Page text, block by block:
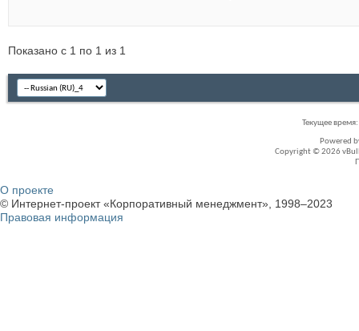
Показано с 1 по 1 из 1
Текущее время:
Powered
Copyright © 2026
О проекте
© Интернет-проект «Корпоративный менеджмент», 1998–2023
Правовая информация